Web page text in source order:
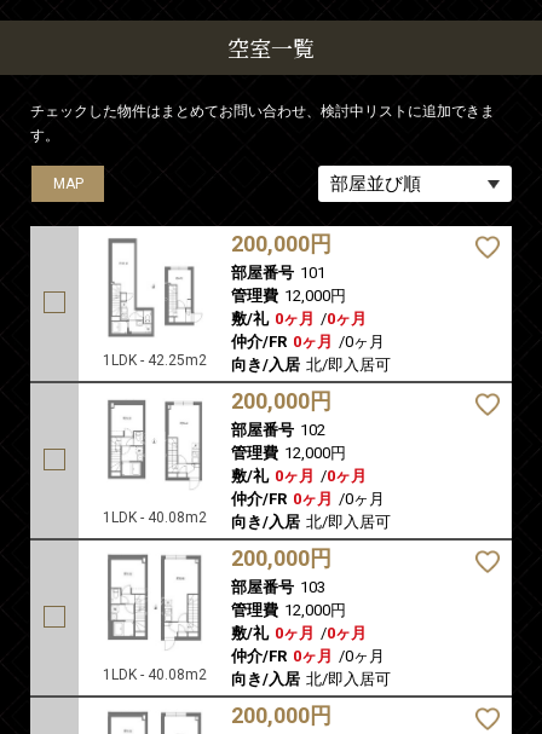
空室一覧
チェックした物件はまとめてお問い合わせ、検討中リストに追加できま
す。
MAP
1LDK - 42.25m2
200,000円
部屋番号 101
管理費 12,000円
敷/礼 0ヶ月 /0ヶ月
仲介/FR 0ヶ月 /0ヶ月
向き/入居 北/即入居可
MAP
1LDK - 40.08m2
200,000円
部屋番号 102
管理費 12,000円
敷/礼 0ヶ月 /0ヶ月
仲介/FR 0ヶ月 /0ヶ月
向き/入居 北/即入居可
MAP
1LDK - 40.08m2
200,000円
部屋番号 103
管理費 12,000円
敷/礼 0ヶ月 /0ヶ月
仲介/FR 0ヶ月 /0ヶ月
向き/入居 北/即入居可
MAP
200,000円
MAP
MAP
MAP
MAP
MAP
MAP
MAP
MAP
MAP
MAP
MAP
MAP
MAP
MAP
MAP
MAP